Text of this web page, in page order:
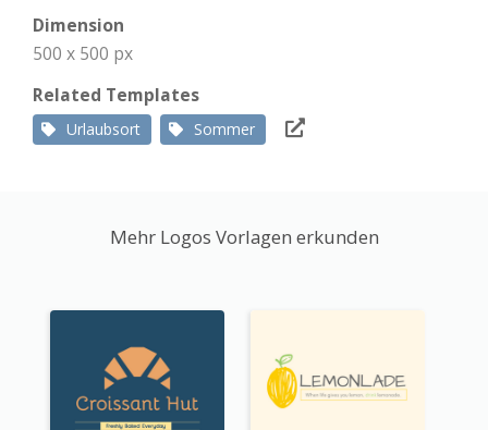
Dimension
500 x 500 px
Related Templates
Urlaubsort Sommer
Mehr Logos Vorlagen erkunden